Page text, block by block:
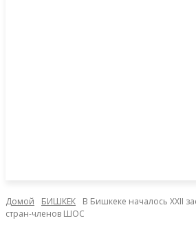
Домой БИШКЕК
В Бишкеке началось XXII
стран-членов ШОС